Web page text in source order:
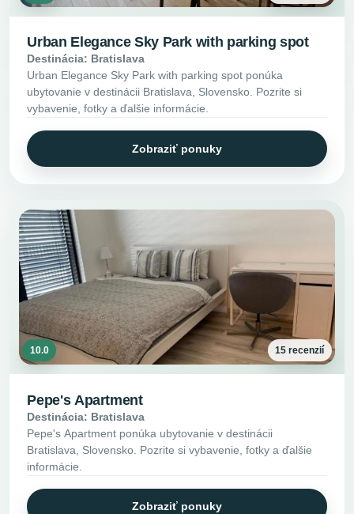
Urban Elegance Sky Park with parking spot
Destinácia: Bratislava
Urban Elegance Sky Park with parking spot ponúka
ubytovanie v destinácii Bratislava, Slovensko. Pozrite si
vybavenie, fotky a ďalšie informácie.
Zobraziť ponuky
10.0 15 recenzií
Pepe's Apartment
Destinácia: Bratislava
Pepe's Apartment ponúka ubytovanie v destinácii
Bratislava, Slovensko. Pozrite si vybavenie, fotky a ďalšie
informácie.
Zobraziť ponuky